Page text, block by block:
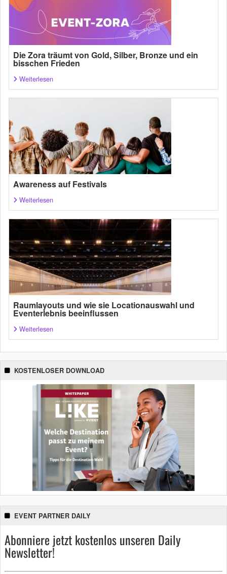
Die Zora träumt von Gold, Silber, Bronze und ein
bisschen Frieden
Weiterlesen
Awareness auf Festivals
Weiterlesen
Raumlayouts und wie sie Locationauswahl und
Eventerlebnis beeinflussen
Weiterlesen
KOSTENLOSER DOWNLOAD
EVENT PARTNER DAILY
Abonniere jetzt kostenlos unseren Daily
Newsletter!